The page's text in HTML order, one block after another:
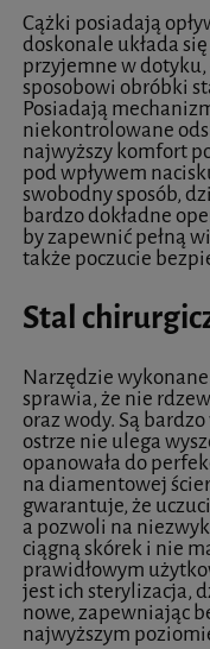
Cążki posiadają
doskonale układa
przyjemne w
sposobowi obróbki
Posiadają
niekontrolowane
najwyższy komfort
pod wpływem
swobodny sposób,
bardzo dokładne
by zapewnić pełną
także poczucie
Stal
Narzędzie
sprawia, że nie
oraz wody. Są
ostrze nie ulega
opanowała do
na diamentowej
gwarantuje, że
a pozwoli na
ciągną skórek i nie
prawidłowym
jest ich sterylizacja,
nowe, zapewniając
najwyższym